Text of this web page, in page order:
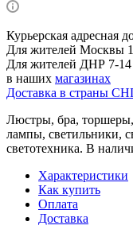
Курьерская адресная
Для жителей Москвы
Для жителей ДНР 7-14
в наших магазинах
Доставка в страны
Люстры, бра,
лампы, светильники,
светотехника. В
Характеристики
Как купить
Оплата
Доставка